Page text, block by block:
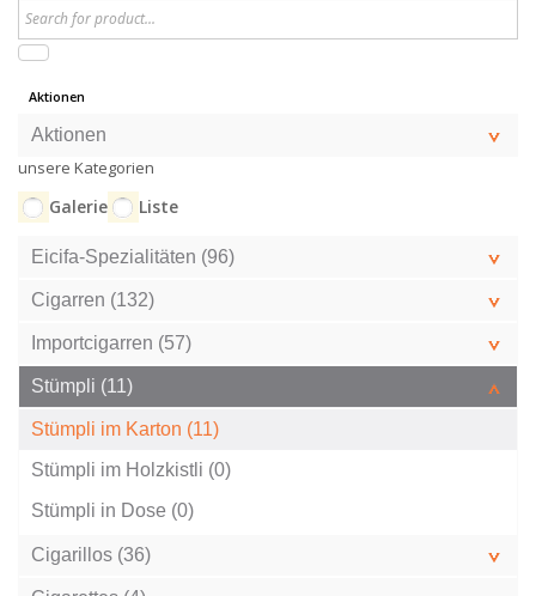
Aktionen
Aktionen
unsere Kategorien
Galerie Liste
Eicifa-Spezialitäten (96)
Cigarren (132)
Importcigarren (57)
Stümpli (11)
Stümpli im Karton (11)
Stümpli im Holzkistli (0)
Stümpli in Dose (0)
Cigarillos (36)